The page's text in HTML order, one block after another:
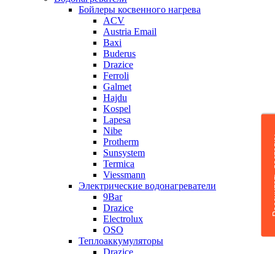
Бойлеры косвенного нагрева
ACV
Austria Email
Baxi
Buderus
Drazice
Ferroli
Galmet
Hajdu
Kospel
Lapesa
Nibe
Protherm
Sunsystem
Termica
Viessmann
Электрические водонагреватели
9Bar
Drazice
Electrolux
OSO
Теплоаккумуляторы
Drazice